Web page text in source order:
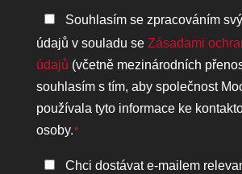
Zásady
ochrany
osobních
údajů
*
Souhlasím se zpracováním
údajů v souladu se Zásadami
údajů (včetně mezinárodních
souhlasím s tím, aby společnost
používala tyto informace ke
osoby.*
ZůstaňteChci dostávat e-mailem